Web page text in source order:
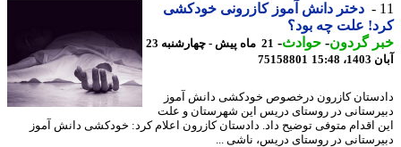
دختر دانش آموز کازرونی خودکشی
علت چه بود؟
گردون-حوادث -
21 ماه پیش - چهارشنبه 23
75158801
کازرون درخصوص خودکشی دانش آموز
در روستای دریس این شهرستان و علت
اقدام متوفی توضیح داد. دادستان کازرون اعلام کرد: خودکشی دانش آموز
در روستای دریس، ناشی ...